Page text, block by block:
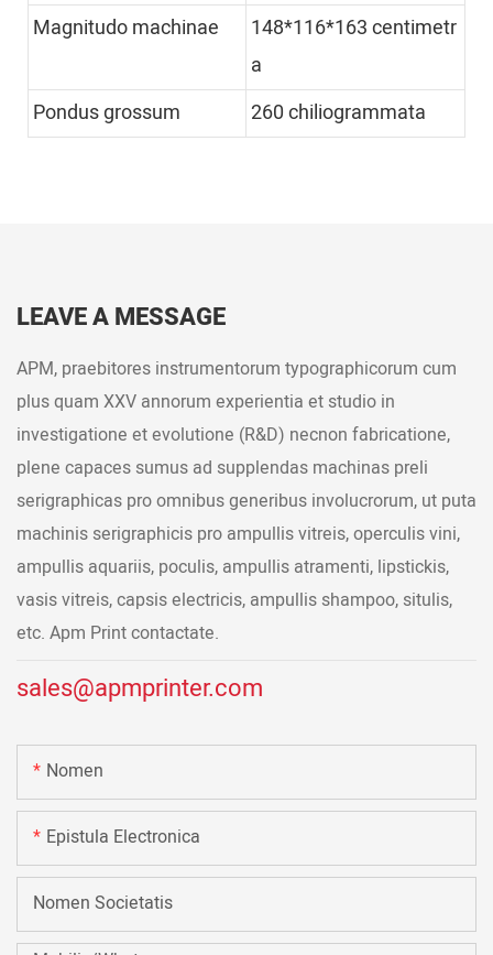
Magnitudo machinae
148*116*163 centimetr
a
Pondus grossum
260 chiliogrammata
LEAVE A MESSAGE
APM, praebitores instrumentorum typographicorum cum
plus quam XXV annorum experientia et studio in
investigatione et evolutione (R&D) necnon fabricatione,
plene capaces sumus ad supplendas machinas preli
serigraphicas pro omnibus generibus involucrorum, ut puta
machinis serigraphicis pro ampullis vitreis, operculis vini,
ampullis aquariis, poculis, ampullis atramenti, lipstickis,
vasis vitreis, capsis electricis, ampullis shampoo, situlis,
etc. Apm Print contactate.
sales@apmprinter.com
Nomen
Epistula Electronica
Nomen Societatis